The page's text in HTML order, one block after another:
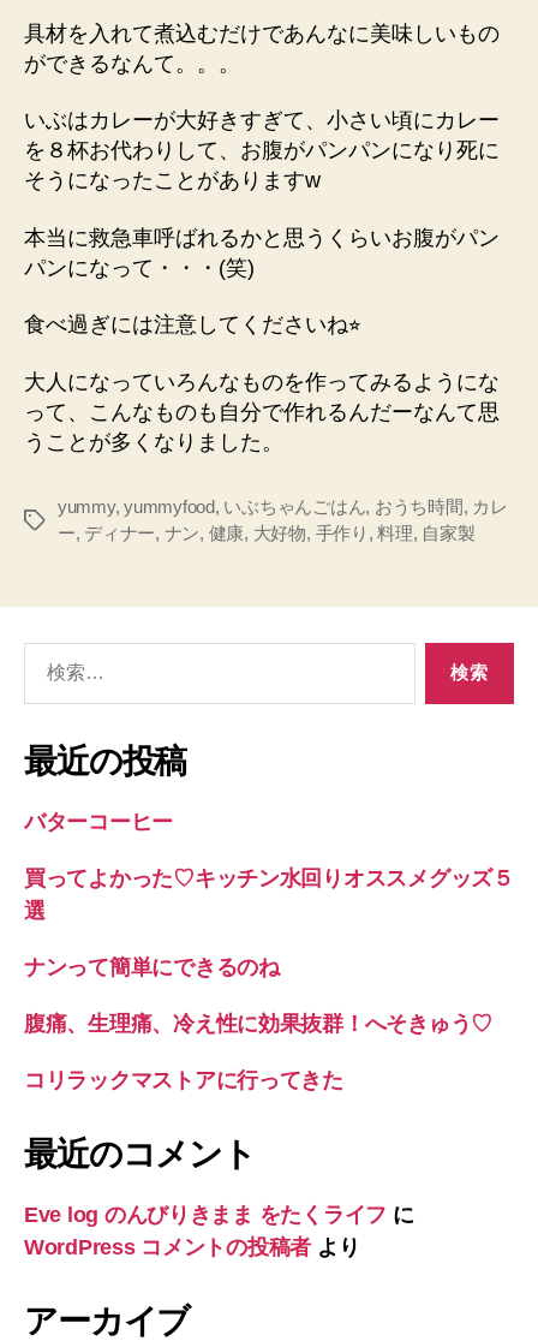
具材を入れて煮込むだけであんなに美味しいもの
ができるなんて。。。
いぶはカレーが大好きすぎて、小さい頃にカレー
を８杯お代わりして、お腹がパンパンになり死に
そうになったことがありますw
本当に救急車呼ばれるかと思うくらいお腹がパン
パンになって・・・(笑)
食べ過ぎには注意してくださいね⭐︎
大人になっていろんなものを作ってみるようにな
って、こんなものも自分で作れるんだーなんて思
うことが多くなりました。
タ
yummy,yummyfood, いぶちゃんごはん, おうち時間, カレ
ー, ディナー, ナン, 健康, 大好物, 手作り ,料理, 自家製
象:
最近の投稿
バターコーヒー
買ってよかった♡キッチン水回りオススメグッズ５
選
ナンって簡単にできるのね
腹痛、生理痛、冷え性に効果抜群！へそきゅう♡
コリラックマストアに行ってきた
最近のコメント
Eve log のんびりきまま をたくライフ に
WordPress コメントの投稿者 より
アーカイブ